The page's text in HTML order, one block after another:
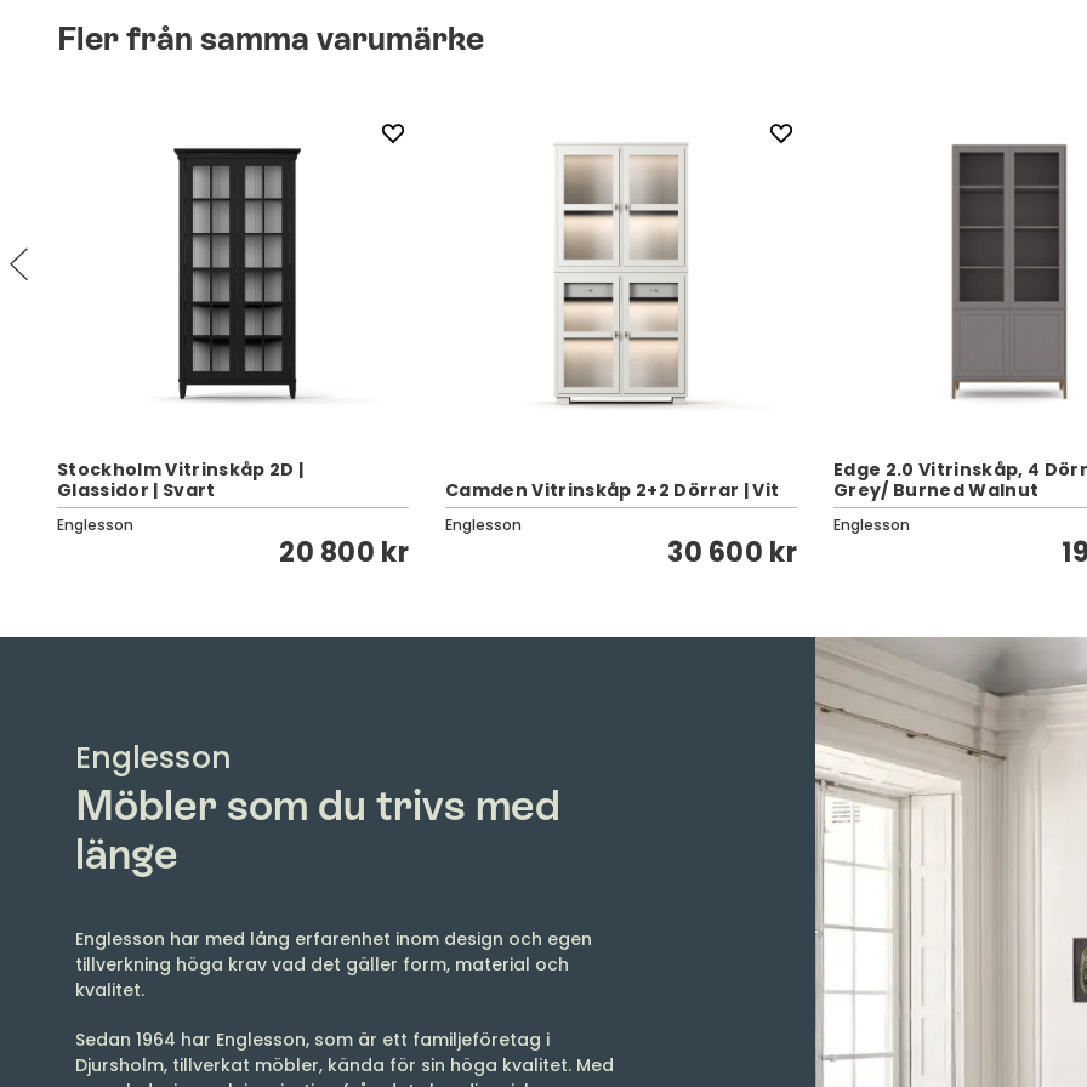
Fler från samma varumärke
Stockholm Vitrinskåp 2D |
Glassidor | Svart
Englesson
20 800 kr
Camden Vitrinskåp 2+2 Dörrar | Vit
Englesson
30 600 kr
Edge 2.0 Vitrinskåp, 4
Grey/ Burned Walnut
Englesson
Englesson
Möbler som du trivs med
länge
Englesson har med lång erfarenhet inom design och egen
tillverkning höga krav vad det gäller form, material och
kvalitet.
Sedan 1964 har Englesson, som är ett familjeföretag i
Djursholm, tillverkat möbler, kända för sin höga kvalitet. Med